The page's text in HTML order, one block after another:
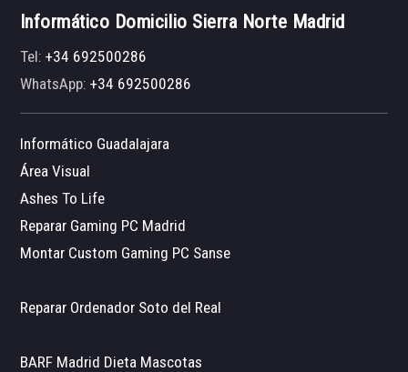
Informático Domicilio Sierra Norte Madrid
Tel:+34 692500286
WhatsApp:+34 692500286
Informático Guadalajara
Área Visual
Ashes To Life
Reparar Gaming PC Madrid
Montar Custom Gaming PC Sanse
Reparar Ordenador Soto del Real
BARF Madrid Dieta Mascotas